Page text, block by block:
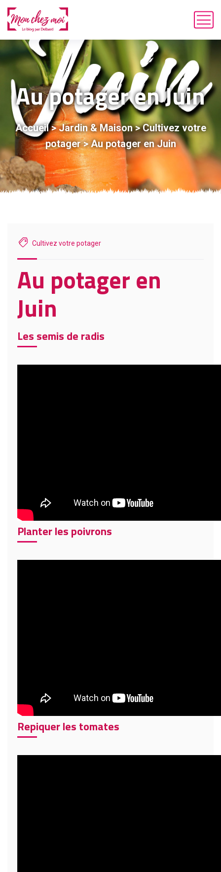
Au potager en Juin
Accueil>Jardin & Maison>Cultivez votre
potager>Au potager en Juin
Cultivez votre potager
Au potager en
Juin
Les semis de radis
Planter les poivrons
Repiquer les tomates